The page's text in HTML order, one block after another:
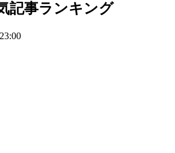
記事ランキング